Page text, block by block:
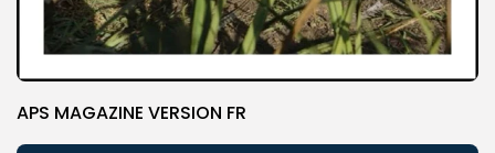
APS MAGAZINE VERSION FR